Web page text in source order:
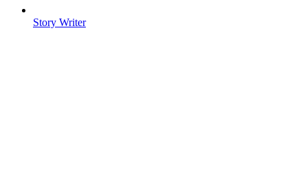
Story Writer